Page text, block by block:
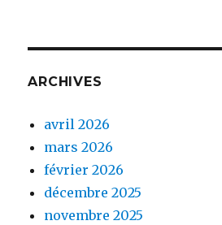
ARCHIVES
avril 2026
mars 2026
février 2026
décembre 2025
novembre 2025